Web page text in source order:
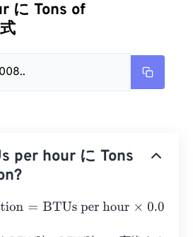
に Tons of
per hour に Tons
=BTUs per hour×0.0000833333